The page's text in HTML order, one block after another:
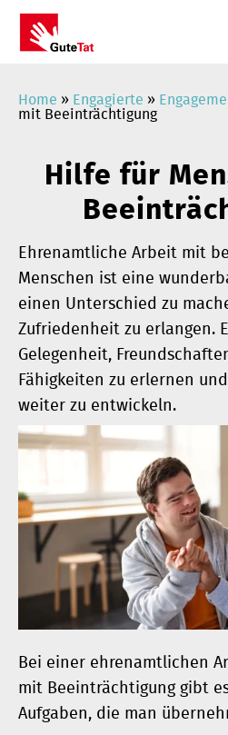
springen
Home » Engagierte »
mit Beeinträchtigung
Hilfe für
Ehrenamtliche Arbeit mit
Menschen ist eine
einen Unterschied zu
Zufriedenheit zu erlangen.
Gelegenheit,
Fähigkeiten zu erlernen
weiter zu entwickeln.
Bei einer ehrenamtlichen
mit Beeinträchtigung gibt
Aufgaben, die man